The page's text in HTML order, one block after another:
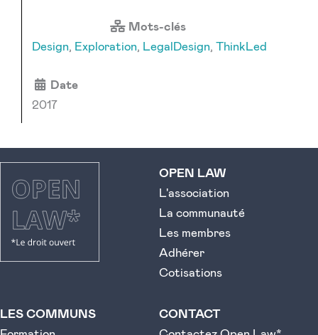
Mots-clés
Design, Exploration, LegalDesign, ThinkLed
Date
2017
OPEN LAW
L'association
La communauté
Les membres
Adhérer
Cotisations
LES COMMUNS
CONTACT